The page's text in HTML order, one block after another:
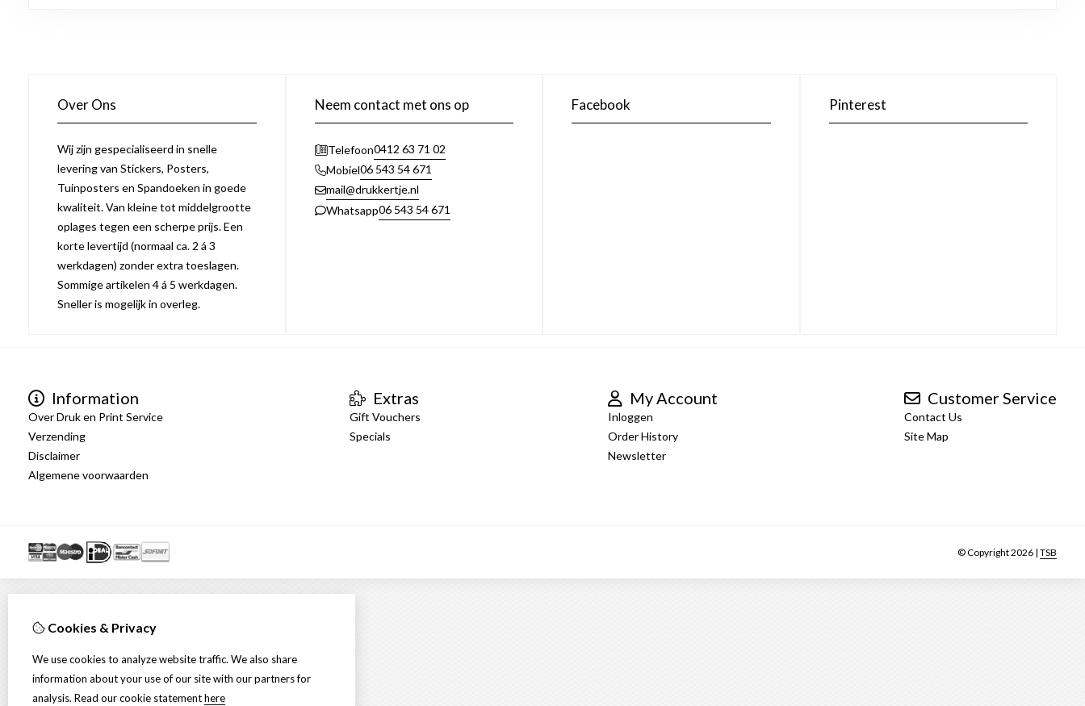
Over Ons
Wij zijn gespecialiseerd in snelle
levering van Stickers, Posters,
Tuinposters en Spandoeken in goede
kwaliteit. Van kleine tot middelgrootte
oplages tegen een scherpe prijs. Een
korte levertijd (normaal ca. 2 á 3
werkdagen) zonder extra toeslagen.
Sommige artikelen 4 á 5 werkdagen.
Sneller is mogelijk in overleg.
Neem contact met ons op
Telefoon0412 63 71 02
Mobiel06 543 54 671
mail@drukkertje.nl
Whatsapp06 543 54 671
Facebook Pinterest
Information
Over Druk en Print Service
Verzending
Disclaimer
Algemene voorwaarden
Extras
Gift Vouchers
Specials
My Account
Inloggen
Order History
Newsletter
Customer Service
Contact Us
Site Map
© Copyright 2026 | TSB
Cookies & Privacy
We use cookies to analyze website traffic. We also share
information about your use of our site with our partners for
analysis. Read our cookie statementhere